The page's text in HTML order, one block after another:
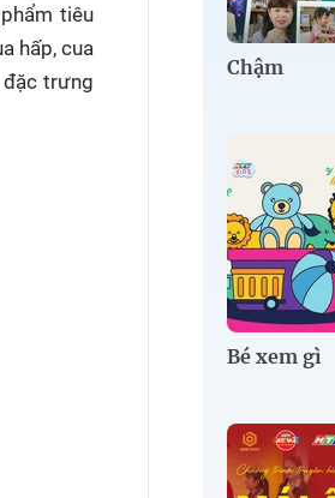
tiêu
hấp, cua
đặc trưng
Chậm
Bé xem gì